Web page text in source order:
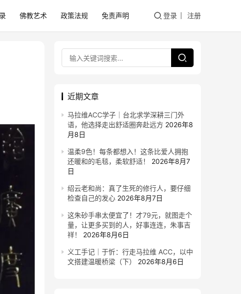
佛教艺术 政策法规 免责声明 登录 注册
近期文章
马拉维ACC学子｜台北求学深耕三门外
语，他选择走出舒适圈奔赴远方 2026年8
月8日
温柔9色！每条都想入！这条比爱人拥抱
还暖和的毛毯，柔软舒适！
2026年8月7
日
绍云老和尚：真了生死的修行人，要仔细
检查自己的发心 2026年8月7日
这朱砂手串太便宜了！才79元，就图走个
量，让更多买到的人，好事连连，朱事吉
祥！
2026年8月6日
义工手记｜于忻：行走马拉维 ACC，以中
文搭建温暖桥梁（下）
2026年8月6日